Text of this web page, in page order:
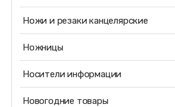
Ножи и резаки канцелярские
Ножницы
Носители информации
Новогодние товары